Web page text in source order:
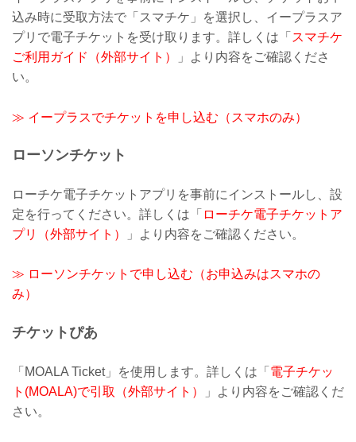
込み時に受取方法で「スマチケ」を選択し、イープラスア
プリで電子チケットを受け取ります。詳しくは「 スマチケ
ご利用ガイド（外部サイト）
」より内容をご確認くださ
い。
≫ イープラスでチケットを申し込む（スマホのみ）
ローソンチケット
ローチケ電子チケットアプリを事前にインストールし、設
定を行ってください。詳しくは「 ローチケ電子チケットア
プリ（外部サイト）
」より内容をご確認ください。
≫ ローソンチケットで申し込む（お申込みはスマホの
み）
チケットぴあ
「MOALA Ticket」を使用します。詳しくは「 電子チケッ
ト(MOALA)で引取（外部サイト）
」より内容をご確認くだ
さい。